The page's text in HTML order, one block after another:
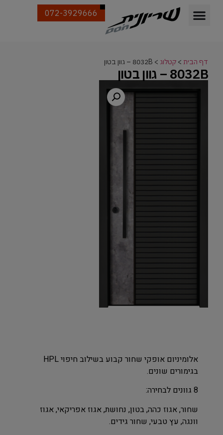
072-3929666
דף הבית > קטלוג > 8032B – גוון בטון
8032B – גוון בטון
אלומיניום אופקי שחור קבוע בשילוב חיפוי HPL
בגימורים שונים.
8 גוונים לבחירה:
שחור, אגוז כהה, בטון, נחושת, אגוז אפריקאי, אגוז
וונגה, עץ טבעי, שחור גידים.